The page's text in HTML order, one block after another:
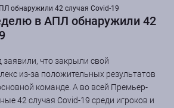
обнаружили 42 случая Covid-19
в АПЛ обнаружили 42
что закрыли свой
из-за положительных результатов
команде. А во всей Премьер-
42 случая Covid-19 среди игроков и